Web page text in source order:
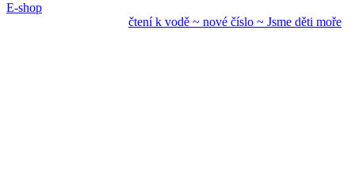
E-shop
čtení k vodě ~ novéčíslo ~ Jsme děti moře